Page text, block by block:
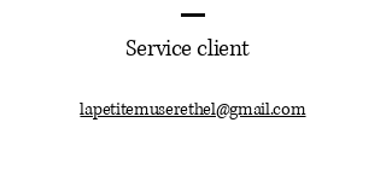
Service client
lapetitemuserethel@gmail.com